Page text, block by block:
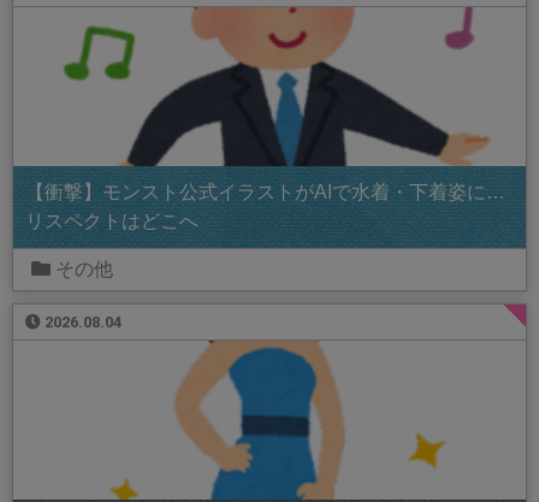
【衝撃】モンスト公式イラストがAIで水着・下着姿に…
リスペクトはどこへ
その他
2026.08.04